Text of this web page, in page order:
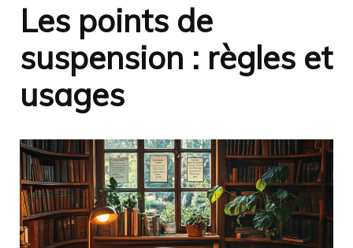
Les points de
suspension : règles et
usages